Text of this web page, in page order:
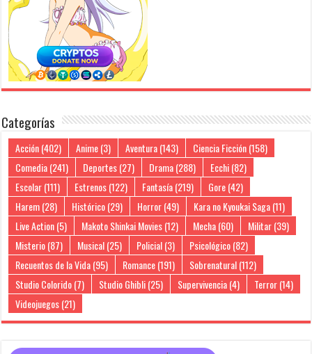
Categorías
Acción(402) Anime(3) Aventura(143) Ciencia Ficción(158)
Comedia(241) Deportes(27) Drama(288) Ecchi(82)
Escolar(111) Estrenos(122) Fantasía(219) Gore(42)
Harem(28) Histórico(29) Horror(49) Kara no Kyoukai Saga(11)
Live Action(5) Makoto Shinkai Movies(12) Mecha(60) Militar(39)
Misterio(87) Musical(25) Policial(3) Psicológico(82)
Recuentos de la Vida(95) Romance(191) Sobrenatural(112)
Studio Colorido(7) Studio Ghibli(25) Supervivencia(4) Terror(14)
Videojuegos(21)